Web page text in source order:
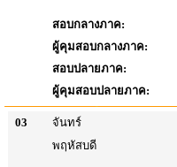
สอบกลางภาค:
ผู้คุมสอบกลางภาค:
สอบปลายภาค:
ผู้คุมสอบปลายภาค:
03
จันทร์
พฤหัสบดี